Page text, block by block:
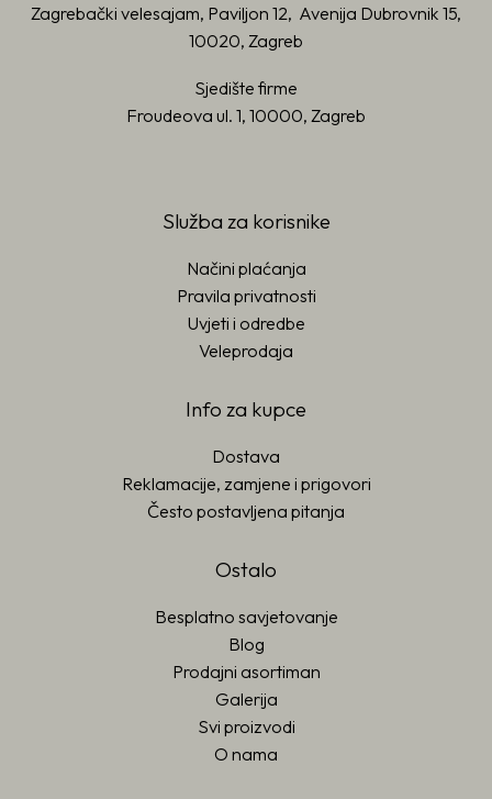
Zagrebački velesajam, Paviljon 12, Avenija Dubrovnik 15,
10020, Zagreb
Sjedište firme
Froudeova ul. 1, 10000, Zagreb
Služba za korisnike
Načini plaćanja
Pravila privatnosti
Uvjeti i odredbe
Veleprodaja
Info za kupce
Dostava
Reklamacije, zamjene i prigovori
Često postavljena pitanja
Ostalo
Besplatno savjetovanje
Blog
Prodajni asortiman
Galerija
Svi proizvodi
O nama